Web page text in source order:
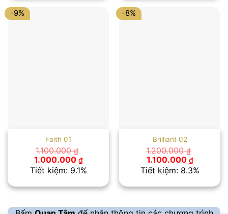
-9%
Faith 01
1.100.000₫
Giá
gốc
là:
1.000.000 ₫Giá
hiện
tại
1.000.000 ₫.
Tiết kiệm: 9.1%
-8%
Brilliant 02
1.200.000₫
Giá
gốc
là:
1.100.000 ₫Giá
hiện
tại
Tiết kiệm: 8.3%